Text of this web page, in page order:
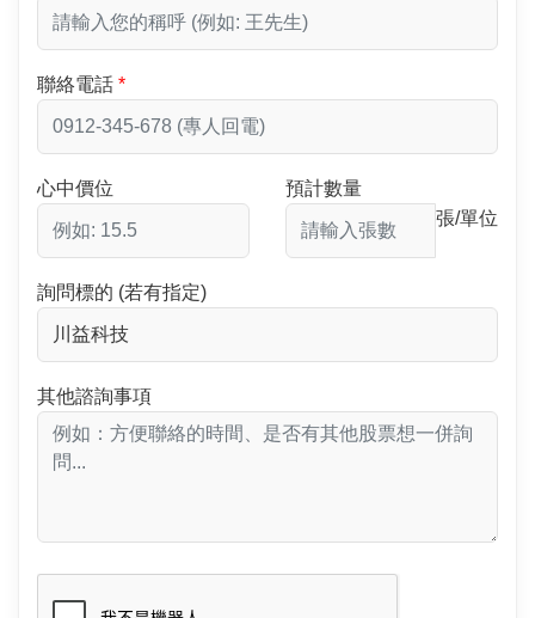
聯絡電話
心中價位
預計數量
張/單位
詢問標的 (若有指定)
其他諮詢事項